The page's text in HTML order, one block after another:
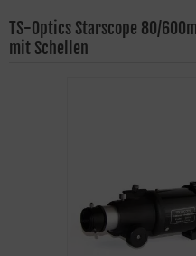
TS-Optics Starscope 80/
mit Schellen